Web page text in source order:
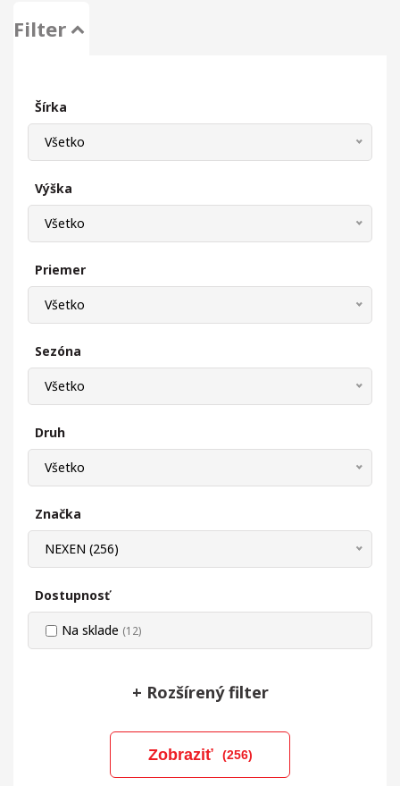
Filter
Šírka
Všetko
Výška
Všetko
Priemer
Všetko
Sezóna
Všetko
Druh
Všetko
Značka
NEXEN (256)
Dostupnosť
Na sklade (12)
+ Rozšírený filter
Zobraziť (256)